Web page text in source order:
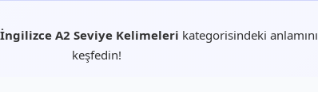
İngilizce A2 Seviye Kelimeleri kategorisindeki anlamını
keşfedin!